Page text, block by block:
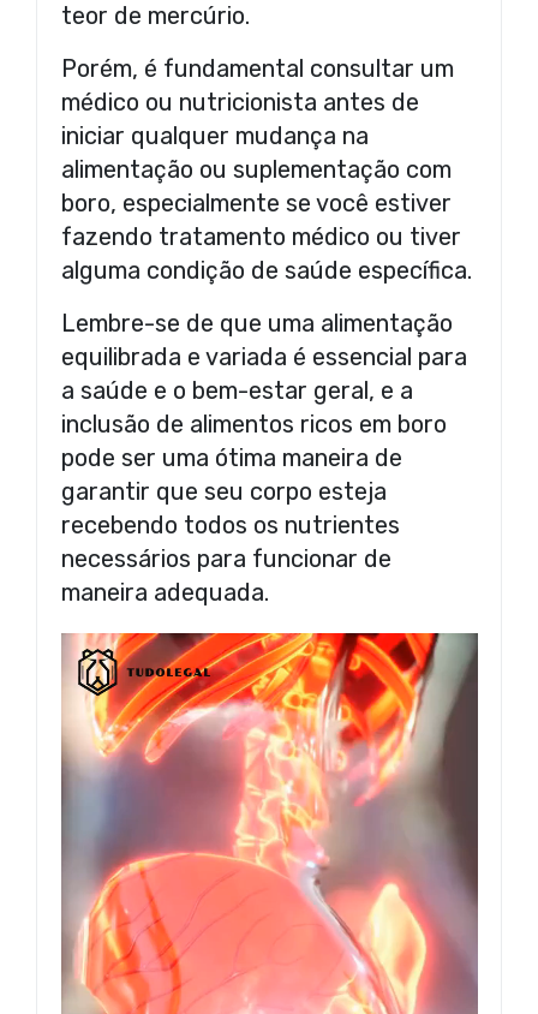
teor de mercúrio.
Porém, é fundamental consultar um
médico ou nutricionista antes de
iniciar qualquer mudança na
alimentação ou suplementação com
boro, especialmente se você estiver
fazendo tratamento médico ou tiver
alguma condição de saúde específica.
Lembre-se de que uma alimentação
equilibrada e variada é essencial para
a saúde e o bem-estar geral, e a
inclusão de alimentos ricos em boro
pode ser uma ótima maneira de
garantir que seu corpo esteja
recebendo todos os nutrientes
necessários para funcionar de
maneira adequada.